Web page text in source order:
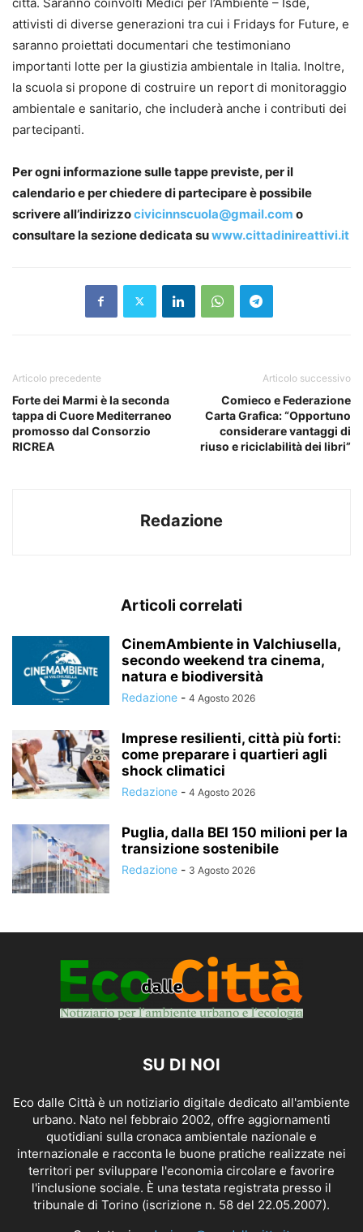
attivisti di diverse generazioni tra cui i Fridays for Future, e
saranno proiettati documentari che testimoniano
importanti lotte per la giustizia ambientale in Italia. Inoltre,
la scuola si propone di costruire un report di monitoraggio
ambientale e sanitario, che includerà anche i contributi dei
partecipanti.
Per ogni informazione sulle tappe previste, per il
calendario e per chiedere di partecipare è possibile
scrivere all’indirizzocivicinnscuola@gmail.com o
consultare la sezione dedicata suwww.cittadinireattivi.it
Articolo precedente
Forte dei Marmi è la seconda
tappa di Cuore Mediterraneo
promosso dal Consorzio
RICREA
Articolo successivo
Comieco e Federazione
Carta Grafica: “Opportuno
considerare vantaggi di
riuso e riciclabilità dei libri”
Redazione
Articoli correlati
CinemAmbiente in Valchiusella,
secondo weekend tra cinema,
natura e biodiversità
Redazione - 4 Agosto 2026
Imprese resilienti, città più forti:
come preparare i quartieri agli
shock climatici
Redazione - 4 Agosto 2026
Puglia, dalla BEI 150 milioni per la
transizione sostenibile
Redazione - 3 Agosto 2026
SU DI NOI
Eco dalle Città è un notiziario digitale dedicato all'ambiente
urbano. Nato nel febbraio 2002, offre aggiornamenti
quotidiani sulla cronaca ambientale nazionale e
internazionale e racconta le buone pratiche realizzate nei
territori per sviluppare l'economia circolare e favorire
l'inclusione sociale. È una testata registrata presso il
tribunale di Torino (iscrizione n. 58 del 22.05.2007).